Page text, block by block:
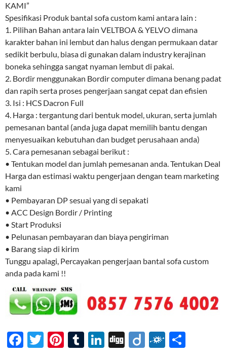
KAMI”
Spesifikasi Produk bantal sofa custom kami antara lain :
1. Pilihan Bahan antara lain VELTBOA & YELVO dimana
karakter bahan ini lembut dan halus dengan permukaan datar
sedikit berbulu, biasa di gunakan dalam industry kerajinan
boneka sehingga sangat nyaman lembut di pakai.
2. Bordir menggunakan Bordir computer dimana benang padat
dan rapih serta proses pengerjaan sangat cepat dan efisien
3. Isi : HCS Dacron Full
4. Harga : tergantung dari bentuk model, ukuran, serta jumlah
pemesanan bantal (anda juga dapat memilih bantu dengan
menyesuaikan kebutuhan dan budget perusahaan anda)
5. Cara pemesanan sebagai berikut :
• Tentukan model dan jumlah pemesanan anda. Tentukan Deal
Harga dan estimasi waktu pengerjaan dengan team marketing
kami
• Pembayaran DP sesuai yang di sepakati
• ACC Design Bordir / Printing
• Start Produksi
• Pelunasan pembayaran dan biaya pengiriman
• Barang siap di kirim
Tunggu apalagi, Percayakan pengerjaan bantal sofa custom
anda pada kami !!
F
T
Pi T
Li
Di Di F